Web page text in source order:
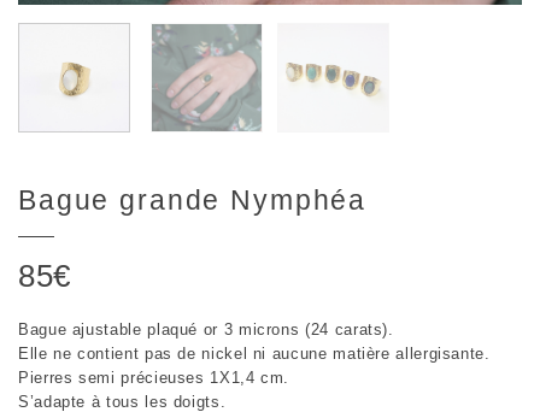
Bague grande Nymphéa
85€
Bague ajustable plaqué or 3 microns (24 carats).
Elle ne contient pas de nickel ni aucune matière allergisante.
Pierres semi précieuses 1X1,4 cm.
S’adapte à tous les doigts.